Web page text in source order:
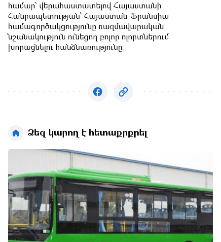
համար՝ վերահաստատելով Հայաստանի
Հանրապետության՝ Հայաստան-Ֆրանսիա
համագործակցությունը ռազմավարական
նշանակություն ունեցող բոլոր ոլորտներում
խորացնելու հանձնառությունը։
Ձեզ կարող է հետաքրքրել